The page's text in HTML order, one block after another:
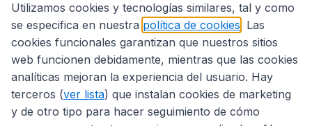
Sitios internacionales
Utilizamos cookies y tecnologías similares, tal y como
se especifica en nuestra política de cookies . Las
cookies funcionales garantizan que nuestros sitios
web funcionen debidamente, mientras que las cookies
analíticas mejoran la experiencia del usuario. Hay
terceros (ver lista) que instalan cookies de marketing
y de otro tipo para hacer seguimiento de cómo